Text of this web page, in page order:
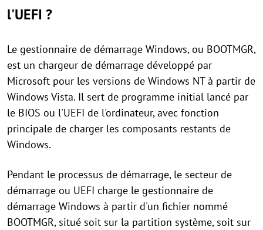
l'UEFI ?
Le gestionnaire de démarrage Windows, ou BOOTMGR,
est un chargeur de démarrage développé par
Microsoft pour les versions de Windows NT à partir de
Windows Vista. Il sert de programme initial lancé par
le BIOS ou l'UEFI de l'ordinateur, avec fonction
principale de charger les composants restants de
Windows.
Pendant le processus de démarrage, le secteur de
démarrage ou UEFI charge le gestionnaire de
démarrage Windows à partir d'un fichier nommé
BOOTMGR, situé soit sur la partition système, soit sur